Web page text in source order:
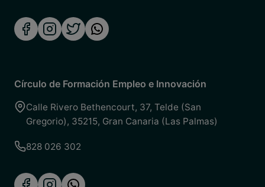
Círculo de Formación Empleo e Innovación
Calle Rivero Bethencourt, 37, Telde (San
Gregorio), 35215, Gran Canaria (Las Palmas)
828 026 302